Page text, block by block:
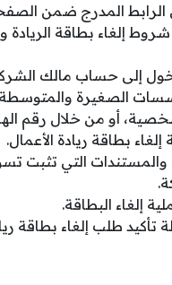
المدرج ضمن
إلغاء بطاقة الريادة
إلى حساب مالك
الصغيرة
أو من خلال رقم
بطاقة ريادة الأعمال.
والمستندات التي تثبت
إلغاء البطاقة.
تأكيد طلب إلغاء بطاقة